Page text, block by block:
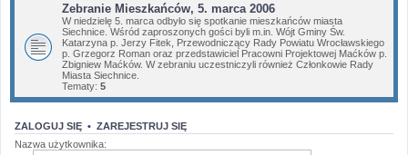
Zebranie Mieszkańców, 5. marca 2006
W niedzielę 5. marca odbyło się spotkanie mieszkańców miasta
Siechnice. Wśród zaproszonych gości byli m.in. Wójt Gminy Św.
Katarzyna p. Jerzy Fitek, Przewodniczący Rady Powiatu Wrocławskiego
p. Grzegorz Roman oraz przedstawiciel Pracowni Projektowej Maćków p.
Zbigniew Maćków. W zebraniu uczestniczyli również Członkowie Rady
Miasta Siechnice.
Tematy: 5
ZALOGUJ SIĘ • ZAREJESTRUJ SIĘ
Nazwa użytkownika: